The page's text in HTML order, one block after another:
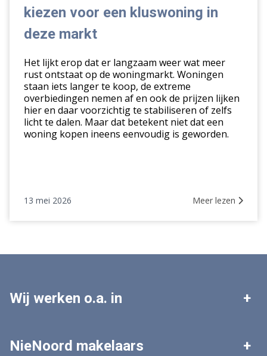
voor
een
deze
markt
kiezen voor een kluswoning in
deze markt
Het lijkt erop dat er langzaam weer wat meer
rust ontstaat op de woningmarkt. Woningen
staan iets langer te koop, de extreme
overbiedingen nemen af en ook de prijzen lijken
hier en daar voorzichtig te stabiliseren of zelfs
licht te dalen. Maar dat betekent niet dat een
woning kopen ineens eenvoudig is geworden.
13 mei 2026 Meer lezen
Wij werken o.a. in
NieNoord makelaars